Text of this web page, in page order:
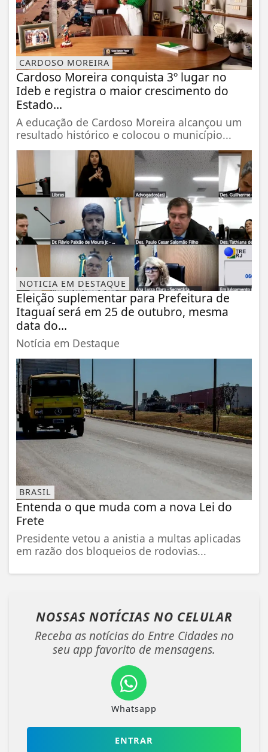
CARDOSO MOREIRA
Cardoso Moreira conquista 3º lugar no
Ideb e registra o maior crescimento do
Estado...
A educação de Cardoso Moreira alcançou um
resultado histórico e colocou o município...
NOTICIA EM DESTAQUE
Eleição suplementar para Prefeitura de
Itaguaí será em 25 de outubro, mesma
data do...
Notícia em Destaque
BRASIL
Entenda o que muda com a nova Lei do
Frete
Presidente vetou a anistia a multas aplicadas
em razão dos bloqueios de rodovias...
NOSSAS NOTÍCIAS NO CELULAR
Receba as notícias do Entre Cidades no
seu app favorito de mensagens.
Whatsapp
ENTRAR